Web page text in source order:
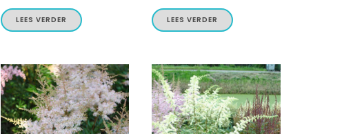
LEES VERDER LEES VERDER